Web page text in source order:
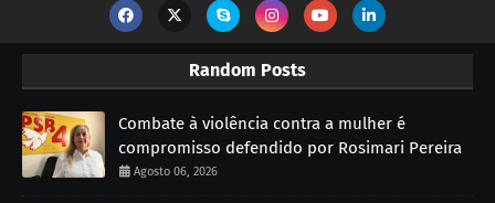
Random Posts
Combate à violência contra a mulher é
compromisso defendido por Rosimari Pereira
Agosto 06, 2026